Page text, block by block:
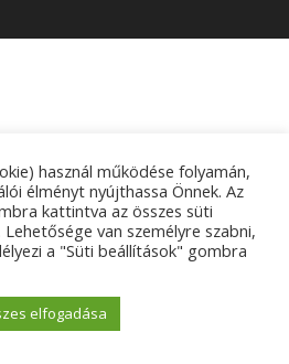
használ működése folyamán,
élményt nyújthassa Önnek. Az
kattintva az összes süti
van személyre szabni,
a "Süti beállítások" gombra
elfogadása